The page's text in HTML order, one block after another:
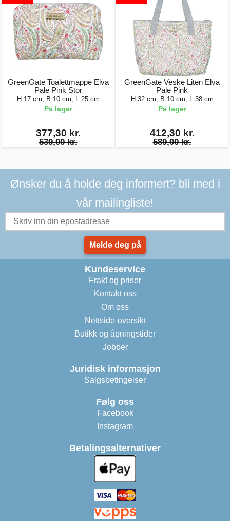
GreenGate Toalettmappe Elva
Pale Pink Stor
H 17 cm, B 10 cm, L 25 cm
På lager
377,30 kr.
539,00 kr.
GreenGate Veske Liten Elva
Pale Pink
H 32 cm, B 10 cm, L 38 cm
På lager
412,30 kr.
589,00 kr.
Ønsker du å holde deg informert? bli med i
vår mailingliste!
Melde deg på
Kundeservice
Frakt og priser
Kontakt oss
Om oss
Nettside-oversikt
Butikk og åpningstider
Jobber
Juridisk informasjon
Salgsbetingelser
Følg oss
Facebook
Instagram
Betalingsalternativer